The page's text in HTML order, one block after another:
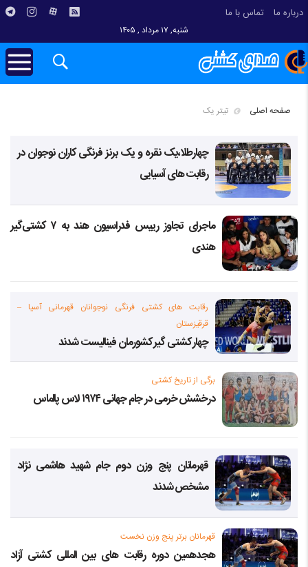
درباره ما تماس با ما
شنبه, ۱۷ مرداد , ۱۴۰۵
صفحه اصلی تیتر یک
چهارطلا،یک نقره و یک برنز فرنگی کاران نوجوان در
رقابت های آسیایی
ماجرای تجاوز رییس فدراسیون هند به ۷ کشتی‌گیر
هندی
رقابت های کشتی فرنگی نوجوانان قهرمانی آسیا –
قرقیزستان
چهار کشتی گیر کشورمان فینالیست شدند
برگی از تاریخ کشتی
درخشش خرمی در جام جهانی ۱۹۷۴ لاس پالماس
قهرمانان پنج وزن دوم جام شهید هاشمی نژاد
مشخص شدند
قهرمانان برتر پنج وزن نخست
هجدهمین دوره رقابت های بین المللی کشتی آزاد